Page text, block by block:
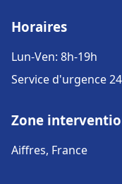
Horaires
Lun-Ven: 8h-19h
Service d'urgence
Zone
Aiffres, France